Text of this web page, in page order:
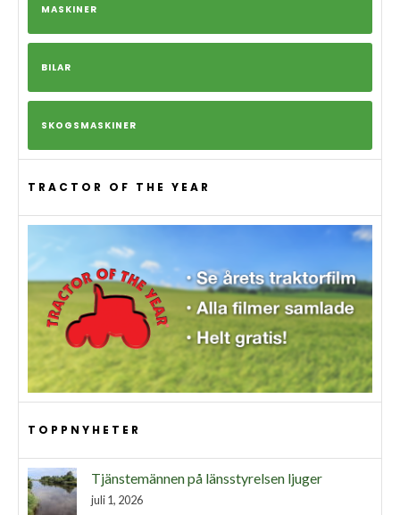
MASKINER
BILAR
SKOGSMASKINER
TRACTOR OF THE YEAR
TOPPNYHETER
Tjänstemännen på länsstyrelsen ljuger
juli 1, 2026